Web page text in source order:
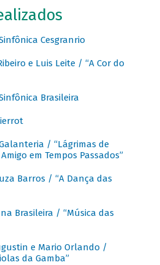
Cesgranrio
e Luis Leite / “A Cor do
Brasileira
/ “Lágrimas de
em Tempos Passados”
Barros / “A Dança das
Brasileira / “Música das
e Mario Orlando /
da Gamba”